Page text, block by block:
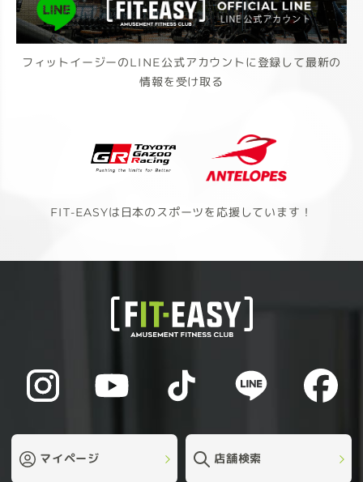
フィットイージーのLINE公式アカウントに登録して最新の
情報を受け取る
FIT-EASYは日本のスポーツを応援しています！
マイページ 店舗検索